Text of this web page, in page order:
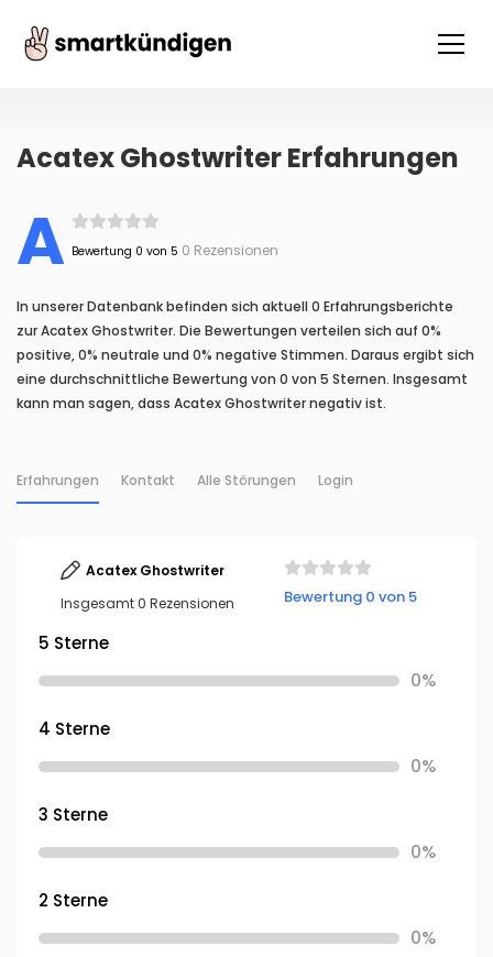
Acatex Ghostwriter Erfahrungen
A Bewertung 0 von 5 0 Rezensionen
In unserer Datenbank befinden sich aktuell 0 Erfahrungsberichte
zur Acatex Ghostwriter. Die Bewertungen verteilen sich auf 0%
positive, 0% neutrale und 0% negative Stimmen. Daraus ergibt sich
eine durchschnittliche Bewertung von 0 von 5 Sternen. Insgesamt
kann man sagen, dass Acatex Ghostwriter negativ ist.
Erfahrungen Kontakt Alle Störungen Login
Acatex Ghostwriter
Insgesamt 0 Rezensionen
Bewertung 0 von 5
5 Sterne
0%
4 Sterne
0%
3 Sterne
0%
2 Sterne
0%